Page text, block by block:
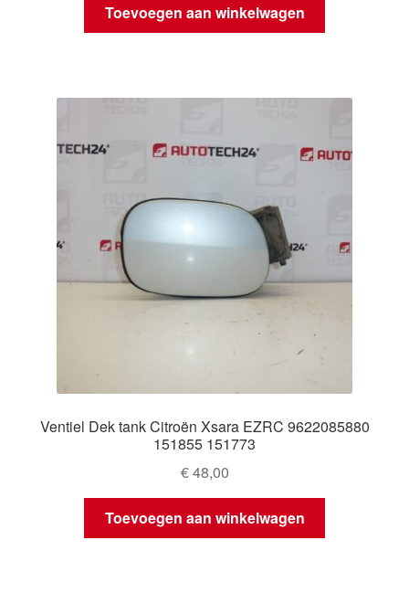
Toevoegen aan winkelwagen
Ventiel Dek tank Citroën Xsara EZRC 9622085880
151855 151773
€48,00
Toevoegen aan winkelwagen